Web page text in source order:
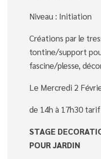
Niveau : Initiation
Créations par le
tontine/support
fascine/plesse,
Le Mercredi 2
de 14h à 17h30
STAGE
POUR JARDIN